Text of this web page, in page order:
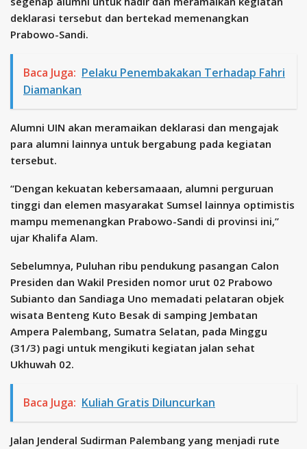
deklarasi tersebut dan bertekad memenangkan
Prabowo-Sandi.
Baca Juga: Pelaku Penembakakan Terhadap Fahri
Diamankan
Alumni UIN akan meramaikan deklarasi dan mengajak
para alumni lainnya untuk bergabung pada kegiatan
tersebut.
“Dengan kekuatan kebersamaaan, alumni perguruan
tinggi dan elemen masyarakat Sumsel lainnya optimistis
mampu memenangkan Prabowo-Sandi di provinsi ini,”
ujar Khalifa Alam.
Sebelumnya, Puluhan ribu pendukung pasangan Calon
Presiden dan Wakil Presiden nomor urut 02 Prabowo
Subianto dan Sandiaga Uno memadati pelataran objek
wisata Benteng Kuto Besak di samping Jembatan
Ampera Palembang, Sumatra Selatan, pada Minggu
(31/3) pagi untuk mengikuti kegiatan jalan sehat
Ukhuwah 02.
Baca Juga: Kuliah Gratis Diluncurkan
Jalan Jenderal Sudirman Palembang yang menjadi rute